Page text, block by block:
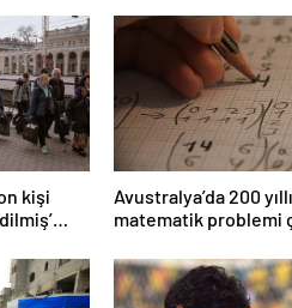
kişi
Avustralya’da 200
matematik problemi